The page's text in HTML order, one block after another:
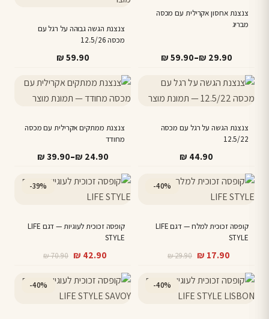
המוצר
צנצנת אחסון אקרילית עם מכסה
מבריג
₪ 29.90
–
₪ 59.90
טווח
⁦₪ 29.90⁩
עד
מספר
סוגים.
את
האפשרויות
המוצר
צנצנת הגשה גבוהה על רגל עם
מכסה 12.5/26
₪ 59.90
צנצנת הגשה על רגל עם מכסה
12.5/22
₪ 44.90
צנצנת ממתקים אקרילית עם מכסה
מחודד
₪ 24.90
–
₪ 39.90
טווח
⁦₪ 24.90⁩
למוצר
זה
מספר
סוגים.
לבחור
את
בעמוד
המוצר
-40%
קופסה זכוכית למלח — דגם LIFE
STYLE
₪29.90
המחיר
היה:
₪ 29.90.
₪ 17.90
המחיר
הוא:
₪ 17.90.
-39%
קופסה זכוכית לעוגיות — דגם LIFE
STYLE
₪70.90
המחיר
היה:
₪ 70.90.
₪ 42.90
המחיר
הוא:
₪ 42.90.
-40%
-40%